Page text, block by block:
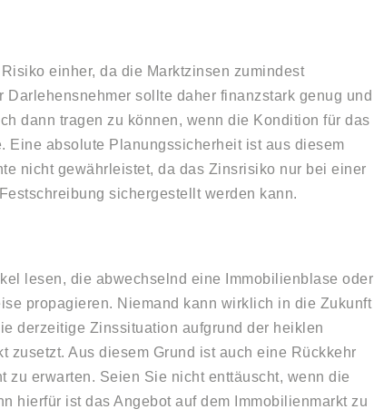
einher, da die Marktzinsen zumindest
sollte daher finanzstark genug und
dann tragen zu können, wenn die Kondition für das
Eine absolute Planungssicherheit ist aus diesem
nicht gewährleistet, da das Zinsrisiko nur bei einer
sichergestellt werden kann.
lesen, die abwechselnd eine Immobilienblase oder
propagieren. Niemand kann wirklich in die Zukunft
derzeitige Zinssituation aufgrund der heiklen
zusetzt. Aus diesem Grund ist auch eine Rückkehr
zu erwarten. Seien Sie nicht enttäuscht, wenn die
hierfür ist das Angebot auf dem Immobilienmarkt zu